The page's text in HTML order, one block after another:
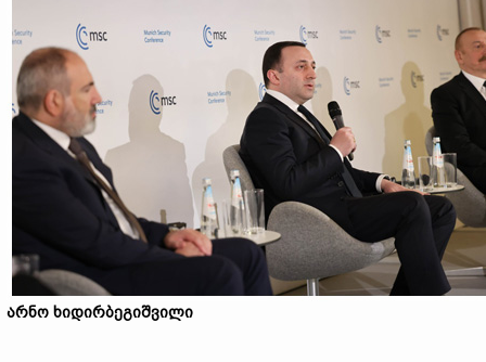
არნო ხიდირბეგიშვილი